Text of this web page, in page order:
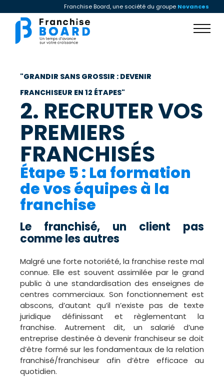
Franchise Board, une société du groupe Novances
"GRANDIR SANS GROSSIR : DEVENIR
FRANCHISEUR EN 12 ÉTAPES"​
2. RECRUTER VOS
PREMIERS
FRANCHISÉS
Étape 5 : La formation
de vos équipes à la
franchise
Le franchisé, un client pas
comme les autres
Malgré une forte notoriété, la franchise reste mal
connue. Elle est souvent assimilée par le grand
public à une standardisation des enseignes de
centres commerciaux. Son fonctionnement est
abscons, d’autant qu’il n’existe pas de texte
juridique définissant et règlementant la
franchise. Autrement dit, un salarié d’une
entreprise destinée à devenir franchiseur se doit
d’être formé sur les fondamentaux de la relation
franchisé/franchiseur afin d’être efficace au
quotidien.